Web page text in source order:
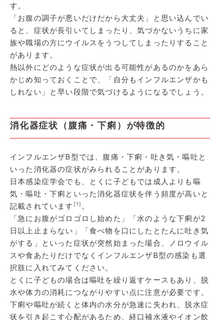
す。
「お腹の調子が悪いだけだから大丈夫」と思い込んでい
ると、症状が長引いてしまったり、気づかないうちに家
族や職場の方にウイルスをうつしてしまったりすること
があります。
熱以外にどのような症状が出る可能性があるのかをあら
かじめ知っておくことで、「自分もインフルエンザかも
しれない」と早い段階で気づけるようになるでしょう。
消化器症状（腹痛・下痢）が特徴的
インフルエンザB型では、腹痛・下痢・吐き気・嘔吐と
いった消化器の症状がみられることがあります。
日本感染症学会でも、とくに子どもでは成人よりも嘔
気・嘔吐・下痢といった消化器症状を伴う頻度が高いと
記載されています [1] 。
「急にお腹がゴロゴロし始めた」「水のような下痢が2
日以上止まらない」「食べ物を口にしたとたんに吐き気
がする」といった症状が突然始まった場合、ノロウイル
スや食あたりだけでなくインフルエンザB型の感染も選
択肢に入れてみてください。
とくに子どもの場合は嘔吐を繰り返すケースもあり、脱
水や体力の消耗につながりやすい点に注意が必要です。
下痢や嘔吐が続くと体内の水分が急速に失われ、脱水症
状を引き起こす心配があるため、経口補水液やイオン飲